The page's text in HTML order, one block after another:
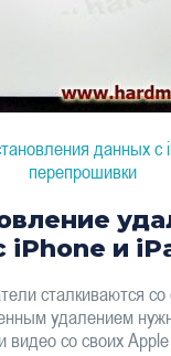
данных с
перепрошивки
iPhone и
сталкиваются
удалением
видео со своих